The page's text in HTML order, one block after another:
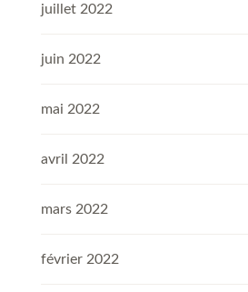
juillet 2022
juin 2022
mai 2022
avril 2022
mars 2022
février 2022